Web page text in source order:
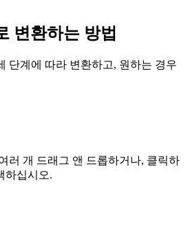
변환하는 방법
단계에 따라 변환하고, 원하는 경우
러 개 드래그 앤 드롭하거나, 클릭하
하십시오.